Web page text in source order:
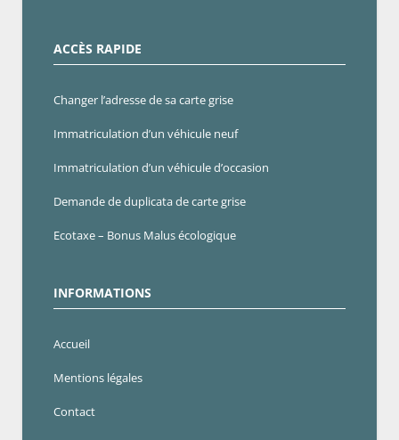
ACCÈS RAPIDE
Changer l’adresse de sa carte grise
Immatriculation d’un véhicule neuf
Immatriculation d’un véhicule d’occasion
Demande de duplicata de carte grise
Ecotaxe – Bonus Malus écologique
INFORMATIONS
Accueil
Mentions légales
Contact